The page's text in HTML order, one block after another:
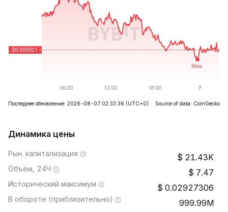
Последнее обновление: 2026-08-07 02:33:36 (UTC+0) Source of data: CoinGecko
Динамика цены
Рын. капитализация 21.43K
Объём, 24Ч 7.47
Исторический максимум 0.02927306
В обороте (приблизительно) 999.99M